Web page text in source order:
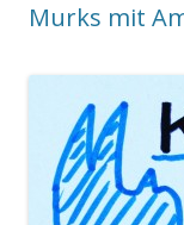
Murks mit